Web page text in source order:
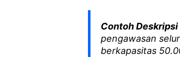
Contoh Deskripsi
pengawasan
berkapasitas